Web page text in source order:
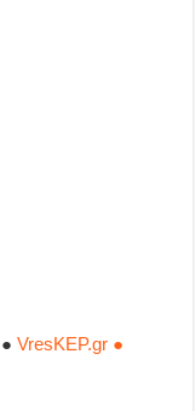
●VresKEP.gr ●